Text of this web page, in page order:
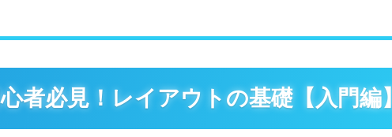
者必見！レイアウトの基礎【入門編】